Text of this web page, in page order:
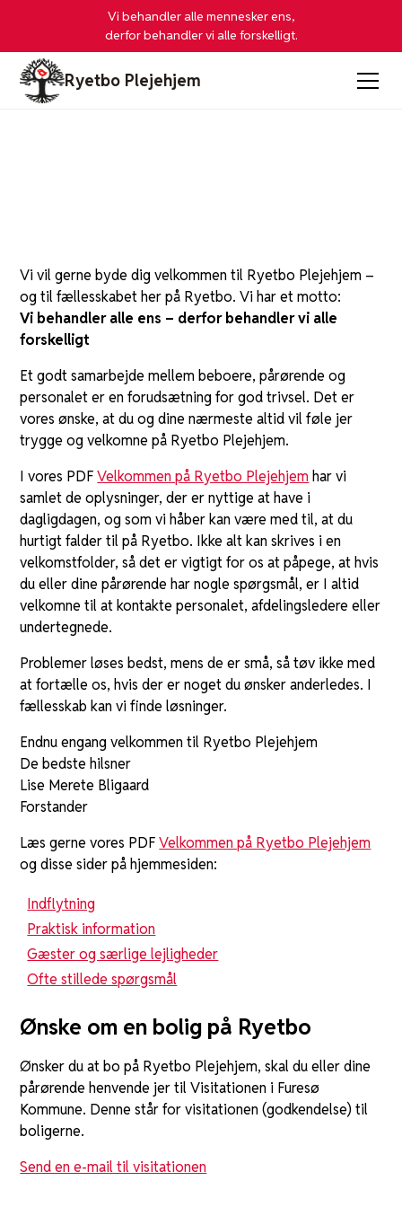
Vi behandler alle mennesker ens,
derfor behandler vi alle forskelligt.
Ryetbo Plejehjem
Vi vil gerne byde dig velkommen til Ryetbo Plejehjem –
og til fællesskabet her på Ryetbo. Vi har et motto:
Vi behandler alle ens – derfor behandler vi alle
forskelligt
Et godt samarbejde mellem beboere, pårørende og
personalet er en forudsætning for god trivsel. Det er
vores ønske, at du og dine nærmeste altid vil føle jer
trygge og velkomne på Ryetbo Plejehjem.
I vores PDFVelkommen på Ryetbo Plejehjem har vi
samlet de oplysninger, der er nyttige at have i
dagligdagen, og som vi håber kan være med til, at du
hurtigt falder til på Ryetbo. Ikke alt kan skrives i en
velkomstfolder, så det er vigtigt for os at påpege, at hvis
du eller dine pårørende har nogle spørgsmål, er I altid
velkomne til at kontakte personalet, afdelingsledere eller
undertegnede.
Problemer løses bedst, mens de er små, så tøv ikke med
at fortælle os, hvis der er noget du ønsker anderledes. I
fællesskab kan vi finde løsninger.
Endnu engang velkommen til Ryetbo Plejehjem
De bedste hilsner
Lise Merete Bligaard
Forstander
Læs gerne vores PDFVelkommen på Ryetbo Plejehjem
og disse sider på hjemmesiden:
Indflytning
Praktisk information
Gæster og særlige lejligheder
Ofte stillede spørgsmål
Ønske om en bolig på Ryetbo
Ønsker du at bo på Ryetbo Plejehjem, skal du eller dine
pårørende henvende jer til Visitationen i Furesø
Kommune. Denne står for visitationen (godkendelse) til
boligerne.
Send en e-mail til visitationen